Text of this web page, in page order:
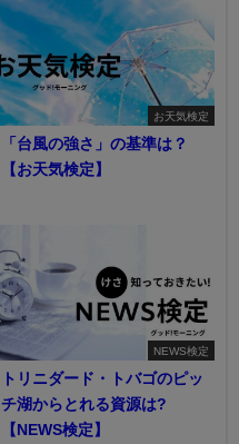
お天気検定
「台風の強さ」の基準は？
【お天気検定】
NEWS検定
トリニダード・トバゴのピッ
チ湖からとれる資源は?
【NEWS検定】